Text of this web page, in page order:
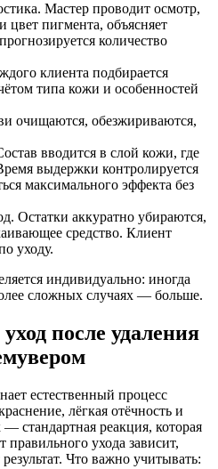
Мастер проводит осмотр,
цвет пигмента, объясняет
количество
клиента подбирается
типа кожи и особенностей
очищаются, обезжириваются,
вводится в слой кожи, где
выдержки контролируется
максимального эффекта без
Остатки аккуратно убираются,
средство. Клиент
уходу.
индивидуально: иногда
сложных случаях — больше.
после удаления
естественный процесс
лёгкая отёчность и
стандартная реакция, которая
правильного ухода зависит,
Что важно учитывать: